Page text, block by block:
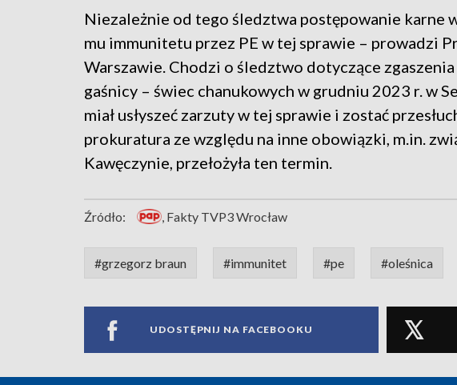
Niezależnie od tego śledztwa postępowanie karne
mu immunitetu przez PE w tej sprawie – prowadzi
Warszawie. Chodzi o śledztwo dotyczące
gaśnicy – świec chanukowych w grudniu 2023 r. w
miał usłyszeć zarzuty w tej sprawie i zostać
prokuratura ze względu na inne obowiązki, m.in.
Kawęczynie, przełożyła ten termin.
Źródło: , Fakty TVP3 Wrocław
#grzegorz braun #immunitet #pe #oleśnica
UDOSTĘPNIJ NA FACEBOOKU